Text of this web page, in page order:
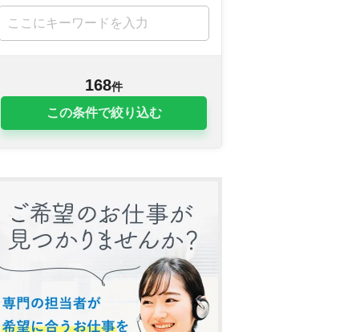
168件
この条件で絞り込む